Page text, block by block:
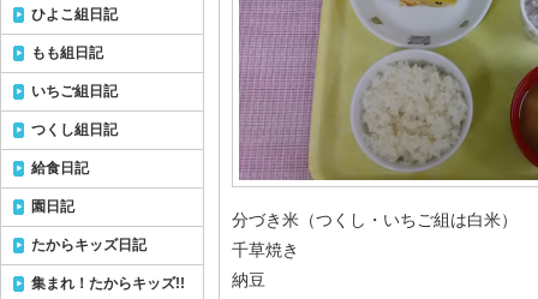
分づき米（つくし・いちご組は白米）
千草焼き
納豆
ひよこ組日記
もも組日記
いちご組日記
つくし組日記
給食日記
園日記
たからキッズ日記
集まれ！たからキッズ!!